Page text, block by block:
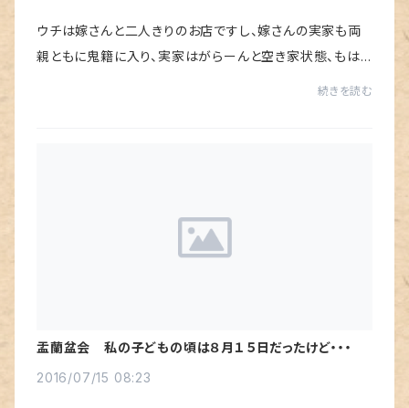
ウチは嫁さんと二人きりのお店ですし、嫁さんの実家も両
親ともに鬼籍に入り、実家はがらーんと空き家状態、もは
続きを読む
盂蘭盆会 私の子どもの頃は８月１５日だったけど・・・
2016/07/15 08:23